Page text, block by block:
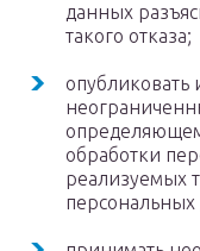
данных
такого отказа;
опубликовать
обработки
реализуемых